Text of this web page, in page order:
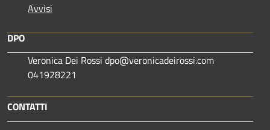
Avvisi
DPO
Veronica Dei Rossi dpo@veronicadeirossi.com
041928221
CONTATTI